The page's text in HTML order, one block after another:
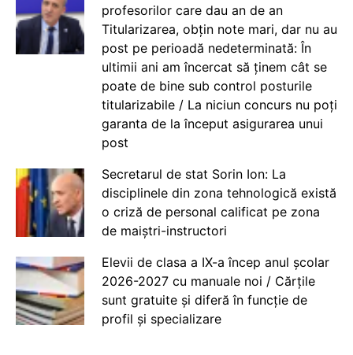
profesorilor care dau an de an
Titularizarea, obțin note mari, dar nu au
post pe perioadă nedeterminată: În
ultimii ani am încercat să ținem cât se
poate de bine sub control posturile
titularizabile / La niciun concurs nu poți
garanta de la început asigurarea unui
post
Secretarul de stat Sorin Ion: La
disciplinele din zona tehnologică există
o criză de personal calificat pe zona
de maiștri-instructori
Elevii de clasa a IX-a încep anul școlar
2026-2027 cu manuale noi / Cărțile
sunt gratuite și diferă în funcție de
profil și specializare